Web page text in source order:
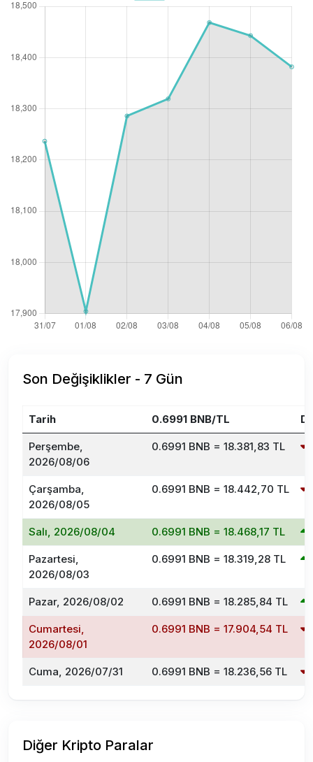
Son Değişiklikler - 7 Gün
Tarih 0.6991 BNB/TL
Perşembe,
2026/08/06
0.6991 BNB = 18.381,83 TL
Çarşamba,
2026/08/05
0.6991 BNB = 18.442,70 TL
Salı, 2026/08/04 0.6991 BNB = 18.468,17 TL
Pazartesi,
2026/08/03
0.6991 BNB = 18.319,28 TL
Pazar, 2026/08/02 0.6991 BNB = 18.285,84 TL
Cumartesi,
2026/08/01
0.6991 BNB = 17.904,54 TL
Cuma, 2026/07/31 0.6991 BNB = 18.236,56 TL
Diğer Kripto Paralar